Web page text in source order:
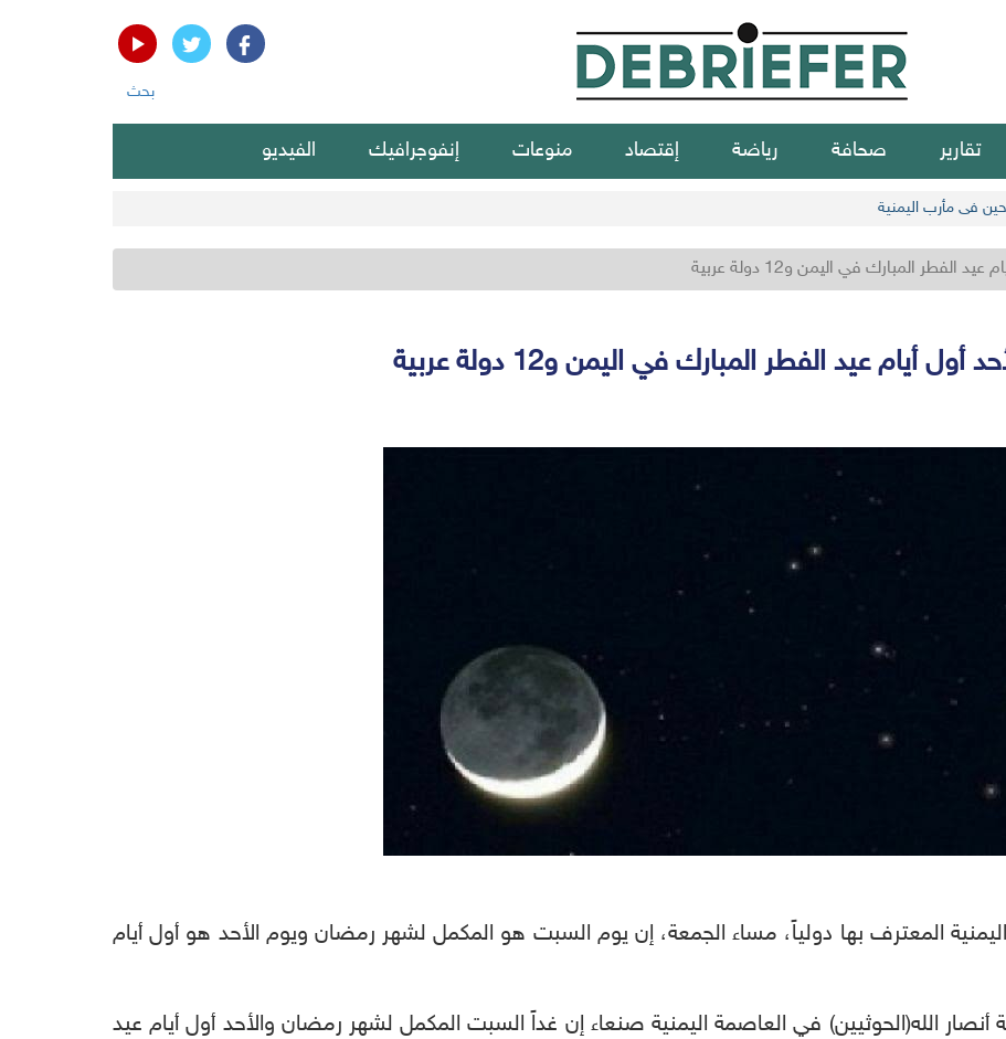
بحث
تقارير صحافة رياضة إقتصاد منوعات إنفوجرافيك الفيديو
في مأرب اليمنية
الفطر المبارك في اليمن و12 دولة عربية
أول أيام عيد الفطر المبارك في اليمن و12 دولة عربية
المعترف بها دولياً، مساء الجمعة، إن يوم السبت هو المكمل لشهر رمضان ويوم الأحد هو أول أيام
أنصار الله(الحوثيين) في العاصمة اليمنية صنعاء إن غداً السبت المكمل لشهر رمضان والأحد أول أيام عيد